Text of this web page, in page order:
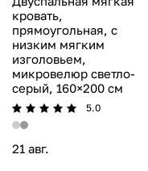
кровать,
прямоугольная, с
низким мягким
изголовьем,
микровелюр светло-
серый, 160×200 см
5.0
21 авг.